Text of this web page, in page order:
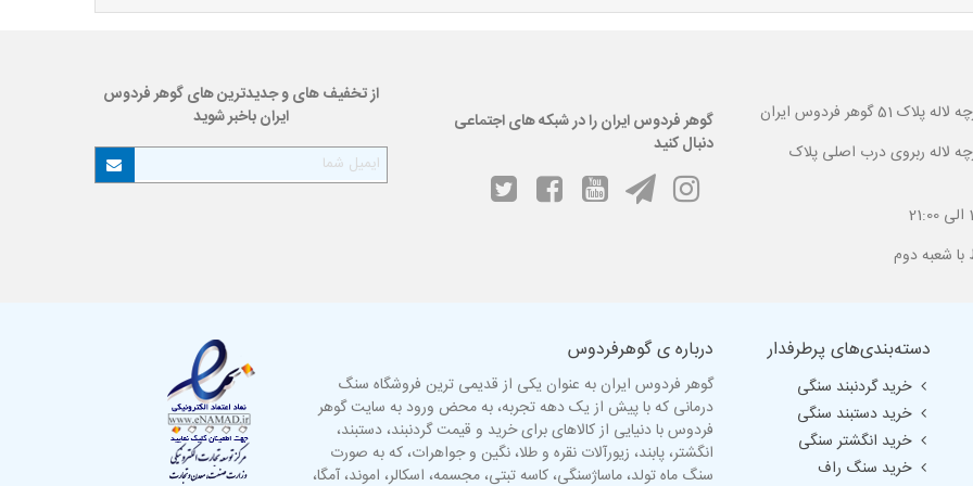
فردوس ایران
لاله ربروی درب اصلی پلاک
گوهر فردوس ایران را در شبکه های اجتماعی
دنبال کنید
از تخفیف های و جدیدترین های گوهر فردوس
ایران باخبر شوید
دسته‌بندی‌های پرطرفدار
خرید گردنبند سنگی
خرید دستبند سنگی
خرید انگشتر سنگی
خرید سنگ راف
درباره ی گوهرفردوس
گوهر فردوس ایران به عنوان یکی از قدیمی ترین فروشگاه سنگ
درمانی که با پیش از یک دهه تجربه، به محض ورود به سایت گوهر
فردوس با دنیایی از کالاهای برای خرید و قیمت گردنبند، دستبند،
انگشتر، پابند، زیورآلات نقره و طلا، نگین و جواهرات، که به صورت
سنگ ماه تولد، ماساژسنگی، کاسه تبتی، مجسمه، اسکالر، اموند، آمگا،